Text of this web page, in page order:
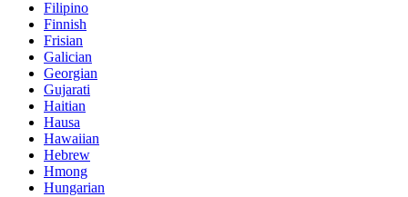
Filipino
Finnish
Frisian
Galician
Georgian
Gujarati
Haitian
Hausa
Hawaiian
Hebrew
Hmong
Hungarian